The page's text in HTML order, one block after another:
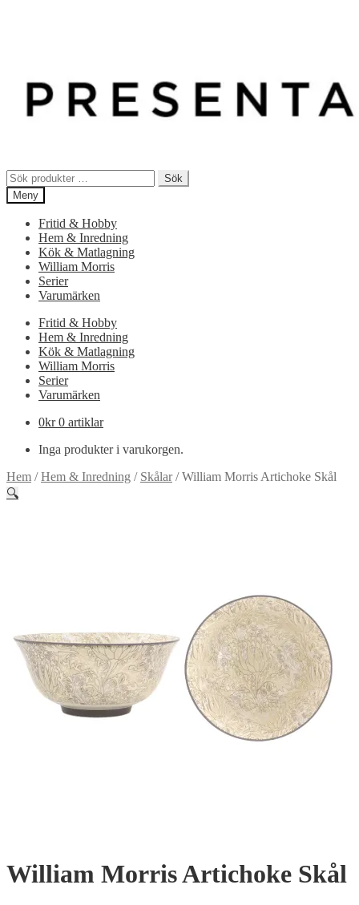
Sök
efter:
Sök
Meny
Fritid & Hobby
Hem & Inredning
Kök & Matlagning
William Morris
Serier
Varumärken
Fritid & Hobby
Hem & Inredning
Kök & Matlagning
William Morris
Serier
Varumärken
0kr 0 artiklar
Inga produkter i varukorgen.
Hem /Hem & Inredning / Skålar/William Morris Artichoke Skål
🔍
William Morris Artichoke Skål